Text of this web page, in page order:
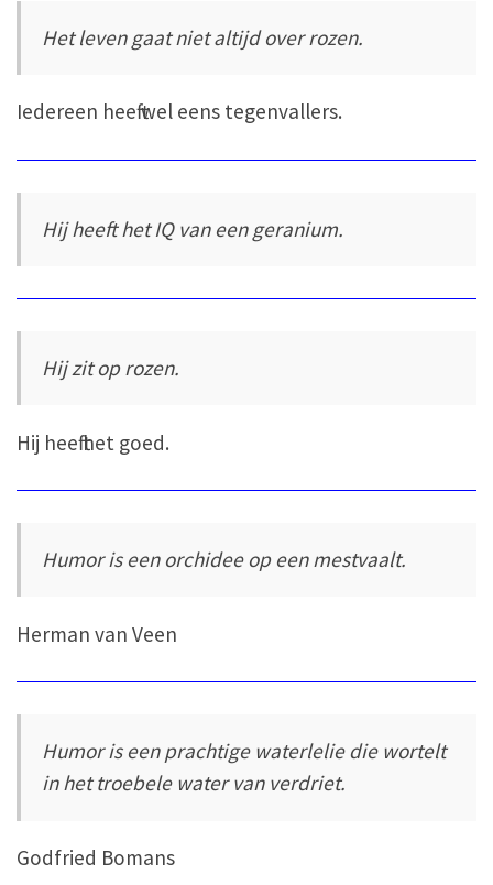
Het leven gaat niet altijd over rozen.
Iedereen heeft wel eens tegenvallers.
Hij heeft het IQ van een geranium.
Hij zit op rozen.
Hij heeft het goed.
Humor is een orchidee op een mestvaalt.
Herman van Veen
Humor is een prachtige waterlelie die wortelt
in het troebele water van verdriet.
Godfried Bomans